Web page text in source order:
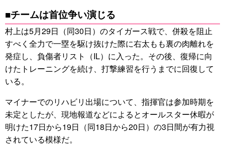
■チームは首位争い演じる
村上は5月29日（同30日）のタイガース戦で、併殺を阻止
すべく全力で一塁を駆け抜けた際に右太もも裏の肉離れを
発症し、負傷者リスト（IL）に入った。その後、復帰に向
けたトレーニングを続け、打撃練習を行うまでに回復して
いる。
マイナーでのリハビリ出場について、指揮官は参加時期を
未定としたが、現地報道などによるとオールスター休暇が
明けた17日から19日（同18日から20日）の3日間が有力視
されている模様だ。